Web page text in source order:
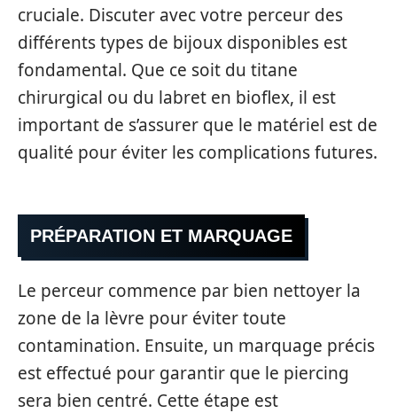
cruciale. Discuter avec votre perceur des
différents types de bijoux disponibles est
fondamental. Que ce soit du titane
chirurgical ou du labret en bioflex, il est
important de s’assurer que le matériel est de
qualité pour éviter les complications futures.
PRÉPARATION ET MARQUAGE
Le perceur commence par bien nettoyer la
zone de la lèvre pour éviter toute
contamination. Ensuite, un marquage précis
est effectué pour garantir que le piercing
sera bien centré. Cette étape est